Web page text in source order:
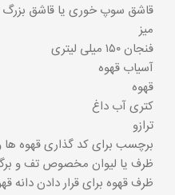
قاشق سوپ خوری یا قاشق بزرگ ۲ عدد
میز
فنجان ۱۵۰ میلی لیتری
آسیاب قهوه
قهوه
کتری آب داغ
ترازو
برچسب برای کد گذاری قهوه ها
ظرف یا لیوان مخصوص تف و
ظرف قهوه برای قرار دادن